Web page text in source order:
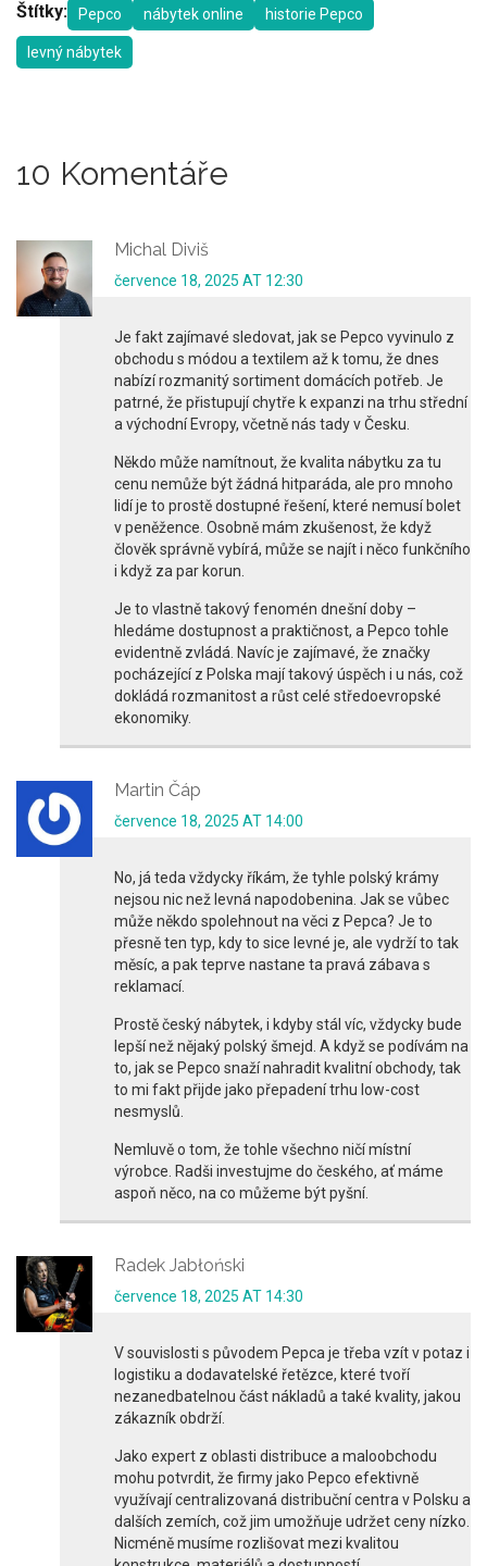
Štítky: Pepco nábytek online historie Pepco
levný nábytek
10 Komentáře
Michal Diviš
července 18, 2025 AT 12:30
Je fakt zajímavé sledovat, jak se Pepco vyvinulo z
obchodu s módou a textilem až k tomu, že dnes
nabízí rozmanitý sortiment domácích potřeb. Je
patrné, že přistupují chytře k expanzi na trhu střední
a východní Evropy, včetně nás tady v Česku.
Někdo může namítnout, že kvalita nábytku za tu
cenu nemůže být žádná hitparáda, ale pro mnoho
lidí je to prostě dostupné řešení, které nemusí bolet
v peněžence. Osobně mám zkušenost, že když
člověk správně vybírá, může se najít i něco funkčního
i když za par korun.
Je to vlastně takový fenomén dnešní doby –
hledáme dostupnost a praktičnost, a Pepco tohle
evidentně zvládá. Navíc je zajímavé, že značky
pocházející z Polska mají takový úspěch i u nás, což
dokládá rozmanitost a růst celé středoevropské
ekonomiky.
Martin Čáp
července 18, 2025 AT 14:00
No, já teda vždycky říkám, že tyhle polský krámy
nejsou nic než levná napodobenina. Jak se vůbec
může někdo spolehnout na věci z Pepca? Je to
přesně ten typ, kdy to sice levné je, ale vydrží to tak
měsíc, a pak teprve nastane ta pravá zábava s
reklamací.
Prostě český nábytek, i kdyby stál víc, vždycky bude
lepší než nějaký polský šmejd. A když se podívám na
to, jak se Pepco snaží nahradit kvalitní obchody, tak
to mi fakt přijde jako přepadení trhu low-cost
nesmyslů.
Nemluvě o tom, že tohle všechno ničí místní
výrobce. Radši investujme do českého, ať máme
aspoň něco, na co můžeme být pyšní.
Radek Jabłoński
července 18, 2025 AT 14:30
V souvislosti s původem Pepca je třeba vzít v potaz i
logistiku a dodavatelské řetězce, které tvoří
nezanedbatelnou část nákladů a také kvality, jakou
zákazník obdrží.
Jako expert z oblasti distribuce a maloobchodu
mohu potvrdit, že firmy jako Pepco efektivně
využívají centralizovaná distribuční centra v Polsku a
dalších zemích, což jim umožňuje udržet ceny nízko.
Nicméně musíme rozlišovat mezi kvalitou